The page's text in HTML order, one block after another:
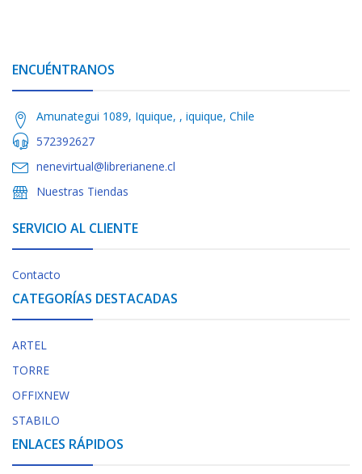
ENCUÉNTRANOS
Amunategui 1089, Iquique, , iquique, Chile
572392627
nenevirtual@librerianene.cl
Nuestras Tiendas
SERVICIO AL CLIENTE
Contacto
CATEGORÍAS DESTACADAS
ARTEL
TORRE
OFFIXNEW
STABILO
ENLACES RÁPIDOS